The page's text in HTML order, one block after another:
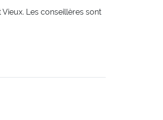
Les conseillères sont